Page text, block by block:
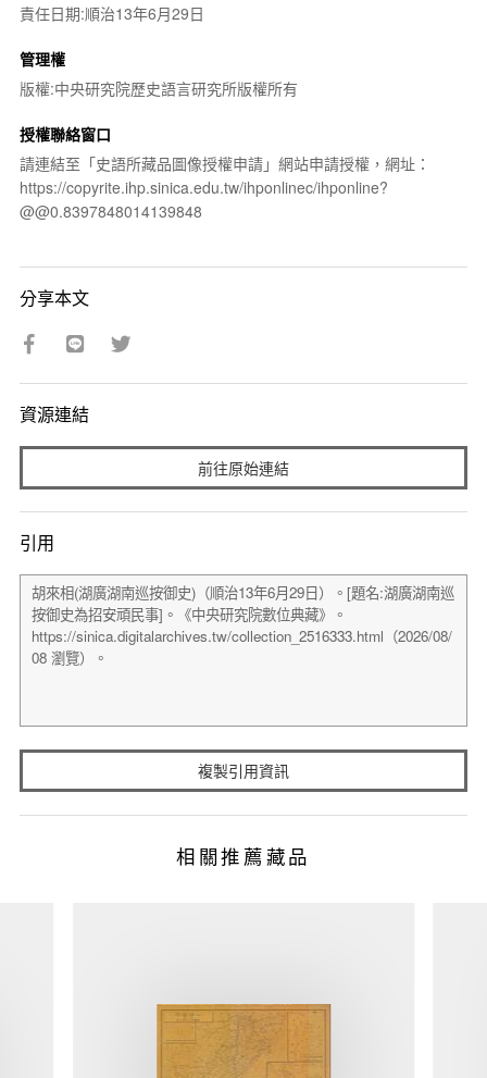
責任日期:順治13年6月29日
管理權
版權:中央研究院歷史語言研究所版權所有
授權聯絡窗口
請連結至「史語所藏品圖像授權申請」網站申請授權，網址：
https://copyrite.ihp.sinica.edu.tw/ihponlinec/ihponline?
@@0.8397848014139848
分享本文
資源連結
前往原始連結
引用
複製引用資訊
相關推薦藏品